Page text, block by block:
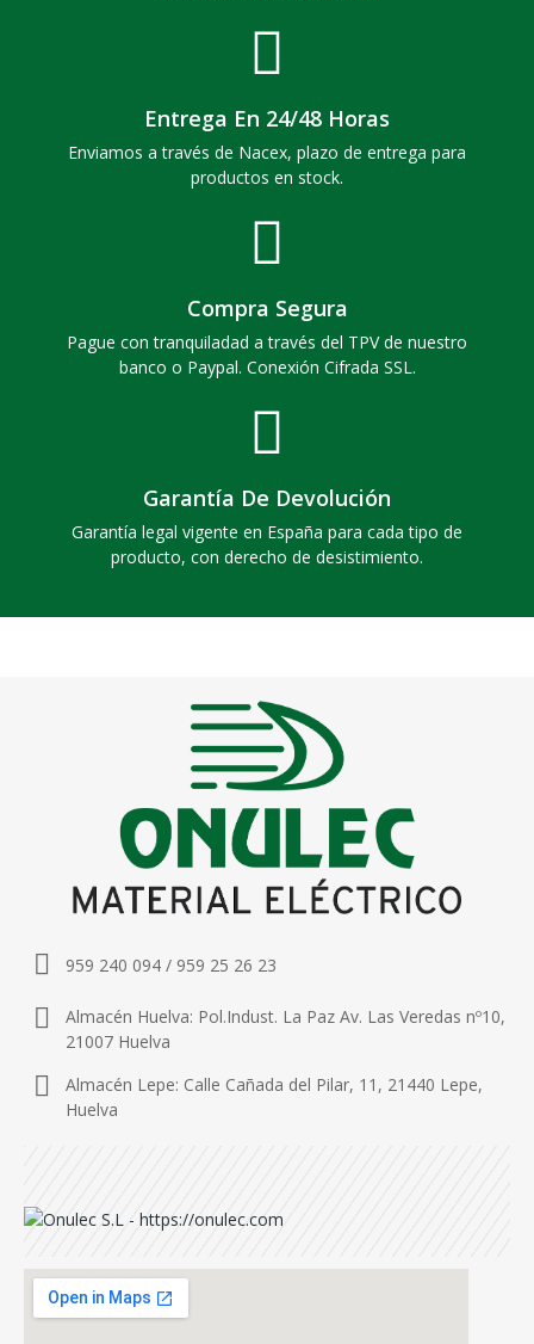
Entrega En 24/48 Horas
Enviamos a través de Nacex, plazo de entrega para
productos en stock.
Compra Segura
Pague con tranquiladad a través del TPV de nuestro
banco o Paypal. Conexión Cifrada SSL.
Garantía De Devolución
Garantía legal vigente en España para cada tipo de
producto, con derecho de desistimiento.
959 240 094 / 959 25 26 23
Almacén Huelva: Pol.Indust. La Paz Av. Las Veredas nº10,
21007 Huelva
Almacén Lepe: Calle Cañada del Pilar, 11, 21440 Lepe,
Huelva